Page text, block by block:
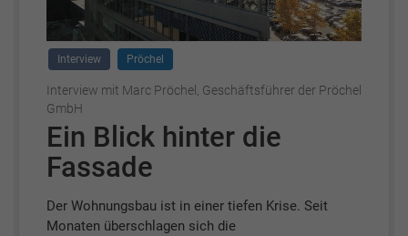
Interview Pröchel
Interview mit Marc Pröchel, Geschäftsführer der Pröchel
GmbH
Ein Blick hinter die
Fassade
Der Wohnungsbau ist in einer tiefen Krise. Seit
Monaten überschlagen sich die